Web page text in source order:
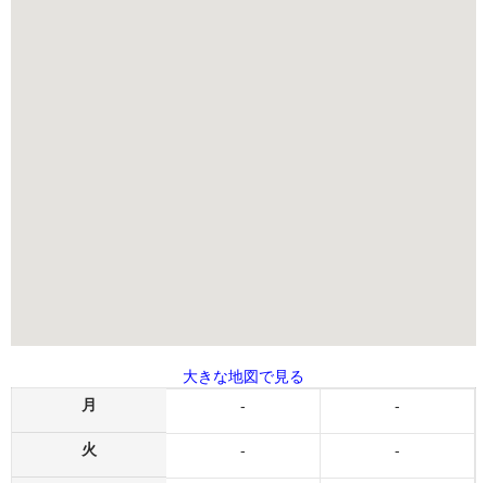
大きな地図で見る
月
火
-
-
-
-